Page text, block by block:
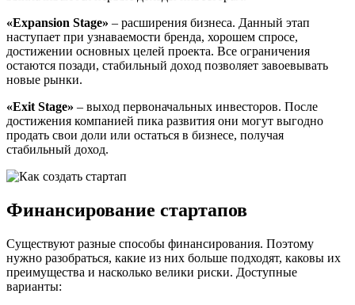
«Expansion Stage» – расширения бизнеса. Данный этап
наступает при узнаваемости бренда, хорошем спросе,
достижении основных целей проекта. Все ограничения
остаются позади, стабильный доход позволяет завоевывать
новые рынки.
«Exit Stage» – выход первоначальных инвесторов. После
достижения компанией пика развития они могут выгодно
продать свои доли или остаться в бизнесе, получая
стабильный доход.
Финансирование стартапов
Существуют разные способы финансирования. Поэтому
нужно разобраться, какие из них больше подходят, каковы их
преимущества и насколько велики риски. Доступные
варианты: